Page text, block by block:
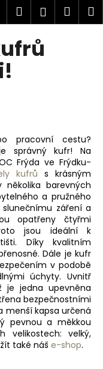
Hledat
pracovní cestu?
správný kufr! Na
Frýda ve Frýdku-
kufrů s krásným
barevných
a pružného
záření a
opatřeny čtyřmi
jsou ideální k
Díky kvalitním
Dále je kufr
v podobě
úchyty. Uvnitř
je jedna upevněna
bezpečnostními
menší kapsa určená
pevnou a měkkou
velikostech: velký,
také náš e-shop.